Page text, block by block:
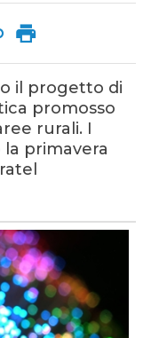
il progetto di
promosso
rurali. I
primavera